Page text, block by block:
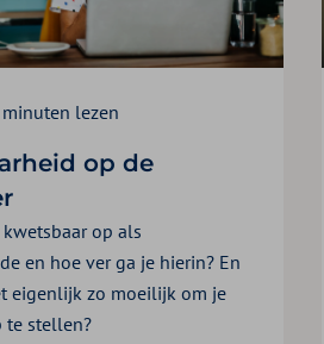
lezen
op de
op als
en hoe ver ga je hierin? En
eigenlijk zo moeilijk om je
te stellen?